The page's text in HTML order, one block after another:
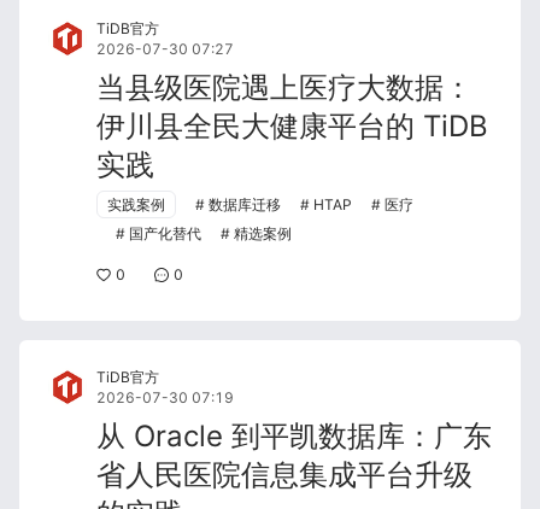
TiDB官方
2026-07-30 07:27
当县级医院遇上医疗大数据：
伊川县全民大健康平台的 TiDB
实践
实践案例 数据库迁移 HTAP
医疗
国产化替代
精选案例
0 0
TiDB官方
2026-07-30 07:19
从 Oracle 到平凯数据库：广东
省人民医院信息集成平台升级